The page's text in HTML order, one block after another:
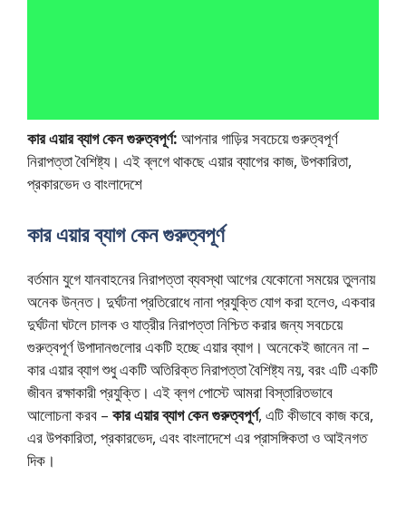
কার এয়ার ব্যাগ কেন গুরুত্বপূর্ণ: আপনার গাড়ির সবচেয়ে গুরুত্বপূর্ণ
নিরাপত্তা বৈশিষ্ট্য। এই ব্লগে থাকছে এয়ার ব্যাগের কাজ, উপকারিতা,
প্রকারভেদ ও বাংলাদেশে
কার এয়ার ব্যাগ কেন গুরুত্বপূর্ণ
বর্তমান যুগে যানবাহনের নিরাপত্তা ব্যবস্থা আগের যেকোনো সময়ের তুলনায়
অনেক উন্নত। দুর্ঘটনা প্রতিরোধে নানা প্রযুক্তি যোগ করা হলেও, একবার
দুর্ঘটনা ঘটলে চালক ও যাত্রীর নিরাপত্তা নিশ্চিত করার জন্য সবচেয়ে
গুরুত্বপূর্ণ উপাদানগুলোর একটি হচ্ছে এয়ার ব্যাগ। অনেকেই জানেন না –
কার এয়ার ব্যাগ শুধু একটি অতিরিক্ত নিরাপত্তা বৈশিষ্ট্য নয়, বরং এটি একটি
জীবন রক্ষাকারী প্রযুক্তি। এই ব্লগ পোস্টে আমরা বিস্তারিতভাবে
আলোচনা করব – কার এয়ার ব্যাগ কেন গুরুত্বপূর্ণ, এটি কীভাবে কাজ করে,
এর উপকারিতা, প্রকারভেদ, এবং বাংলাদেশে এর প্রাসঙ্গিকতা ও আইনগত
দিক।